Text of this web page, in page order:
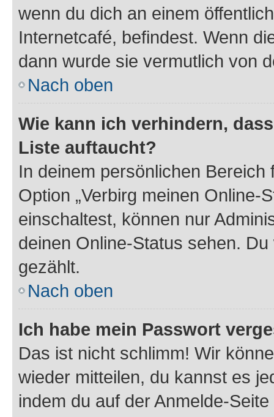
wenn du dich an einem
Internetcafé, befindest. Wenn
dann wurde sie vermutlich von
Nach oben
Wie kann ich verhindern,
Liste auftaucht?
In deinem persönlichen
Option „Verbirg meinen Online-
einschaltest, können nur
deinen Online-Status sehen.
gezählt.
Nach oben
Ich habe mein Passwort
Das ist nicht schlimm! Wir
wieder mitteilen, du kannst es
indem du auf der Anmelde-